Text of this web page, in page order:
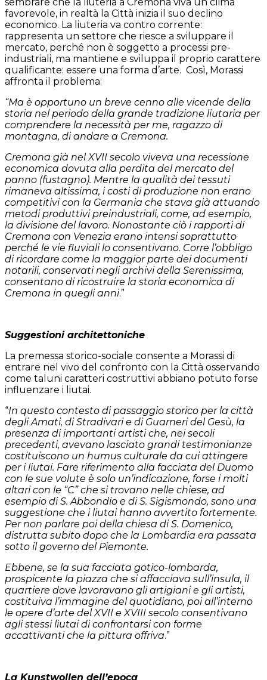
sembrare che la liuteria a Cremona viva un clima
favorevole, in realtà la Città inizia il suo declino
economico. La liuteria va contro corrente:
rappresenta un settore che riesce a sviluppare il
mercato, perché non è soggetto a processi pre-
industriali, ma mantiene e sviluppa il proprio carattere
qualificante: essere una forma d’arte. Così, Morassi
affronta il problema:
“Ma è opportuno un breve cenno alle vicende della
storia nel periodo della grande tradizione liutaria per
comprendere la necessità per me, ragazzo di
montagna, di andare a Cremona.
Cremona già nel XVII secolo viveva una recessione
economica dovuta alla perdita del mercato del
panno (fustagno). Mentre la qualità dei tessuti
rimaneva altissima, i costi di produzione non erano
competitivi con la Germania che stava già attuando
metodi produttivi preindustriali, come, ad esempio,
la divisione del lavoro. Nonostante ciò i rapporti di
Cremona con Venezia erano intensi soprattutto
perché le vie fluviali lo consentivano. Corre l’obbligo
di ricordare come la maggior parte dei documenti
notarili, conservati negli archivi della Serenissima,
consentano di ricostruire la storia economica di
Cremona in quegli anni.”
Suggestioni architettoniche
La premessa storico-sociale consente a Morassi di
entrare nel vivo del confronto con la Città osservando
come taluni caratteri costruttivi abbiano potuto forse
influenzare i liutai.
“In questo contesto di passaggio storico per la città
degli Amati, di Stradivari e di Guarneri del Gesù, la
presenza di importanti artisti che, nei secoli
precedenti, avevano lasciato grandi testimonianze
costituiscono un humus culturale da cui attingere
per i liutai. Fare riferimento alla facciata del Duomo
con le sue volute è solo un’indicazione, forse i molti
altari con le “C” che si trovano nelle chiese, ad
esempio di S. Abbondio e di S. Sigismondo, sono una
suggestione che i liutai hanno avvertito fortemente.
Per non parlare poi della chiesa di S. Domenico,
distrutta subito dopo che la Lombardia era passata
sotto il governo del Piemonte.
Ebbene, se la sua facciata gotico-lombarda,
prospicente la piazza che si affacciava sull’insula, il
quartiere dove lavoravano gli artigiani e gli artisti,
costituiva l’immagine del quotidiano, poi all’interno
le opere d’arte del XVII e XVIII secolo consentivano
agli stessi liutai di confrontarsi con forme
accattivanti che la pittura offriva.”
La Kunstwollen dell’epoca